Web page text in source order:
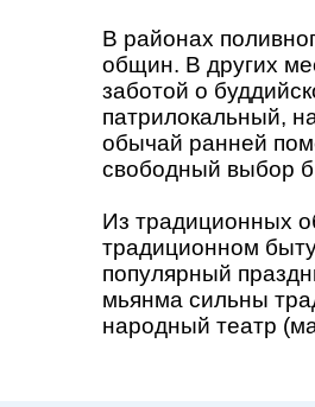
В районах
общин. В других
заботой о
патрилокальный,
обычай ранней
свободный выбор
Из традиционных
традиционном
популярный
мьянма сильны
народный театр